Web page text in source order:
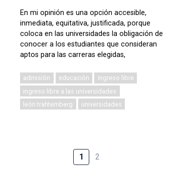
En mi opinión es una opción accesible,
inmediata, equitativa, justificada, porque
coloca en las universidades la obligación de
conocer a los estudiantes que consideran
aptos para las carreras elegidas,
admisión educación
ingreso libre
ingreso libre a las universidades
león trahtemberg
universidades
1 2